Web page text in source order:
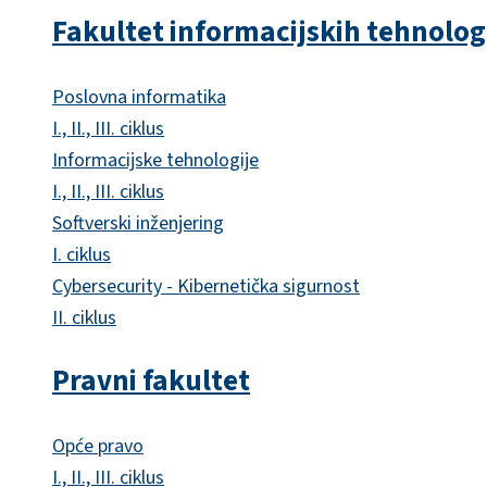
Fakultet informacijskih
Poslovna informatika
I., II., III. ciklus
Informacijske tehnologije
I., II., III. ciklus
Softverski inženjering
I. ciklus
Cybersecurity - Kibernetička sigurnost
II. ciklus
Pravni fakultet
Opće pravo
I., II., III. ciklus